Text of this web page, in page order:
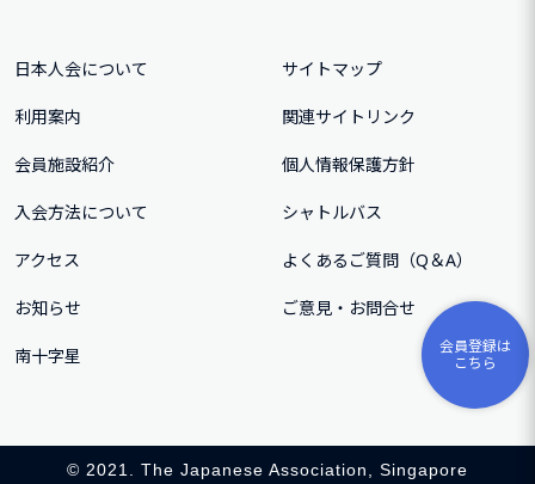
会員登録は
こちら
日本人会について
利用案内
会員施設紹介
入会方法について
アクセス
お知らせ
南十字星
サイトマップ
関連サイトリンク
個人情報保護方針
シャトルバス
よくあるご質問（Q＆A）
ご意⾒・お問合せ
© 2021. The Japanese Association, Singapore